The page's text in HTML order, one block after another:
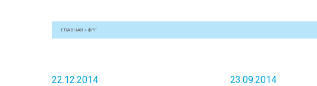
ГЛАВНАЯ » ФРГ
22.12.2014 23.09.2014